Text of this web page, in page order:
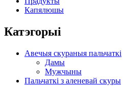
Капялюшы
Катэгорыі
Авечыя скураныя пальчаткі
Дамы
Мужчыны
Пальчаткі з аленевай скуры